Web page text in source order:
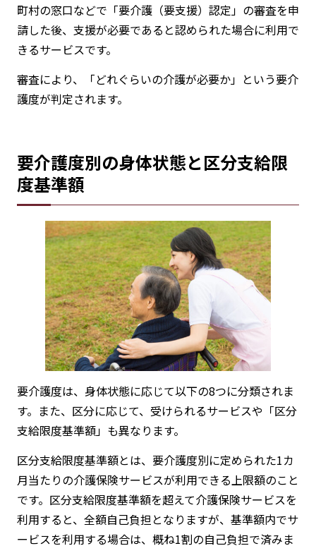
町村の窓口などで「要介護（要支援）認定」の審査を申
請した後、支援が必要であると認められた場合に利用で
きるサービスです。
審査により、「どれぐらいの介護が必要か」という要介
護度が判定されます。
要介護度別の身体状態と区分支給限
度基準額
要介護度は、身体状態に応じて以下の8つに分類されま
す。また、区分に応じて、受けられるサービスや「区分
支給限度基準額」も異なります。
区分支給限度基準額とは、要介護度別に定められた1カ
月当たりの介護保険サービスが利用できる上限額のこと
です。区分支給限度基準額を超えて介護保険サービスを
利用すると、全額自己負担となりますが、基準額内でサ
ービスを利用する場合は、概ね1割の自己負担で済みま